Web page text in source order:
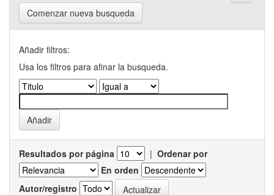
Comenzar nueva busqueda
Añadir filtros:
Usa los filtros para afinar la busqueda.
Resultados por página | Ordenar por
En orden
Autor/registro